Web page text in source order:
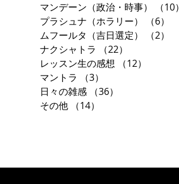
マンデーン（政治・時事）
（10）
プラシュナ（ホラリー）
（6）
ムフールタ（吉日選定）
（2）
ナクシャトラ
（22）
レッスン生の感想
（12）
マントラ
（3）
日々の雑感
（36）
その他
（14）